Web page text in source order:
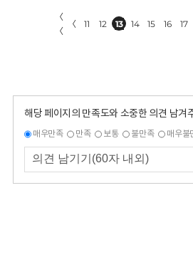
〈
〈
〈 11 12 13 14 15 16 17
해당 페이지의 만족도와 소중한 의견 남겨
매우만족 만족 보통 불만족 매우불